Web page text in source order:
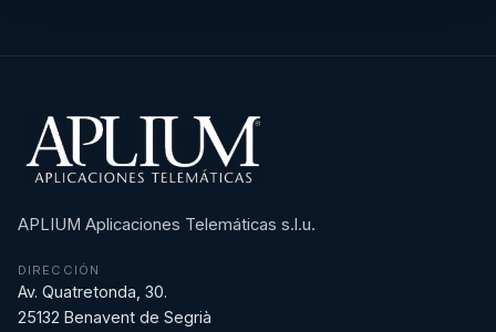
APLIUM Aplicaciones Telemáticas s.l.u.
DIRECCIÓN
Av. Quatretonda, 30.
25132 Benavent de Segrià